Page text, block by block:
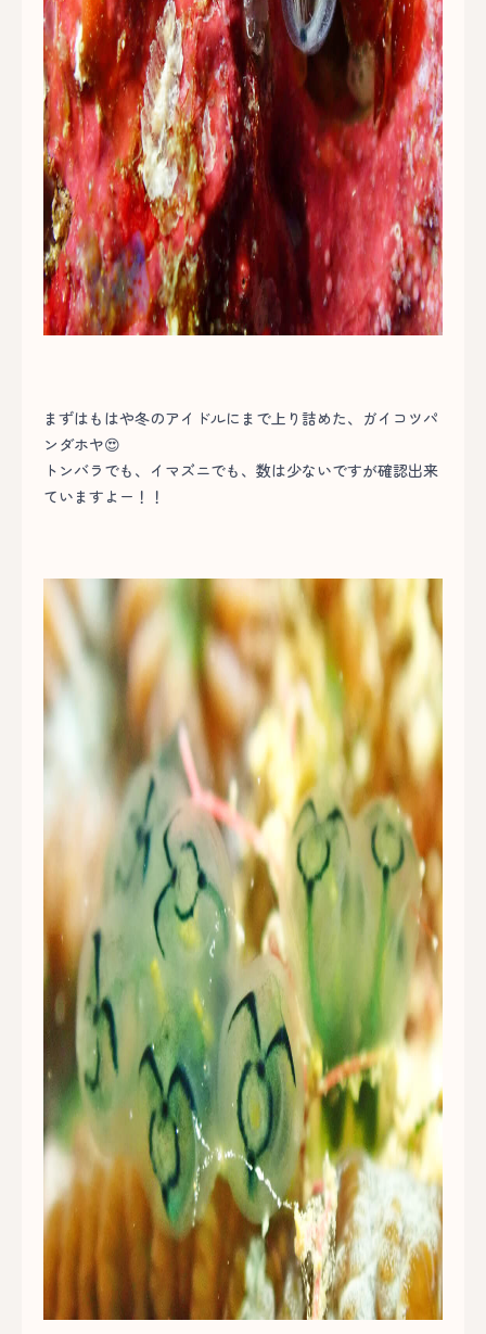
まずはもはや冬のアイドルにまで上り詰めた、ガイコツパ
ンダホヤ😍
トンバラでも、イマズニでも、数は少ないですが確認出来
ていますよー！！